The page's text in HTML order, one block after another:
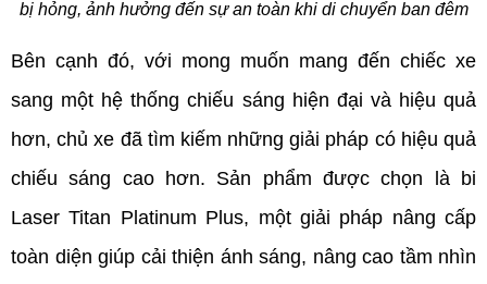
bị hỏng, ảnh hưởng đến sự an toàn khi di chuyển ban đêm
Bên cạnh đó, với mong muốn mang đến chiếc xe
sang một hệ thống chiếu sáng hiện đại và hiệu quả
hơn, chủ xe đã tìm kiếm những giải pháp có hiệu quả
chiếu sáng cao hơn. Sản phẩm được chọn là bi
Laser Titan Platinum Plus, một giải pháp nâng cấp
toàn diện giúp cải thiện ánh sáng, nâng cao tầm nhìn